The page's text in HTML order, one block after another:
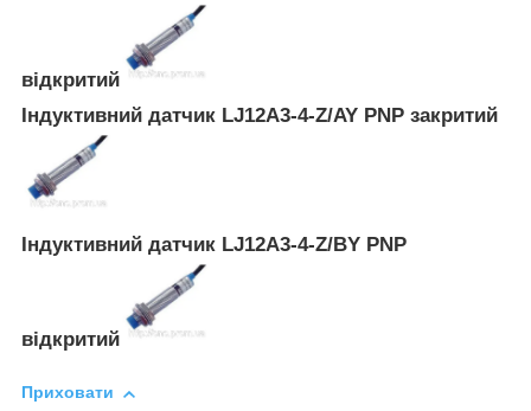
відкритий
Індуктивний датчик LJ12A3-4-Z/AY PNP закритий
Індуктивний датчик LJ12A3-4-Z/BY PNP
відкритий
Приховати